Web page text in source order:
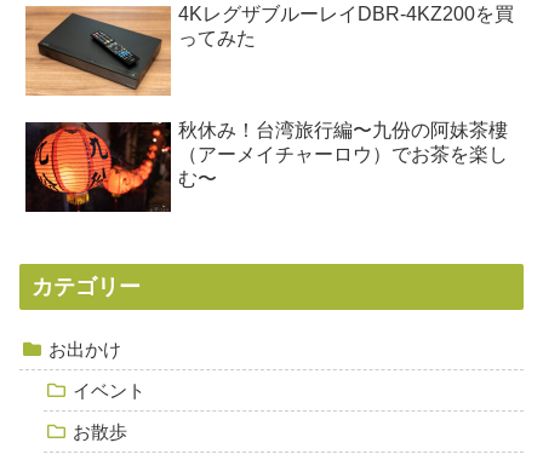
4KレグザブルーレイDBR-4KZ200を買
ってみた
秋休み！台湾旅行編〜九份の阿妹茶樓
（アーメイチャーロウ）でお茶を楽し
む〜
カテゴリー
お出かけ
イベント
お散歩